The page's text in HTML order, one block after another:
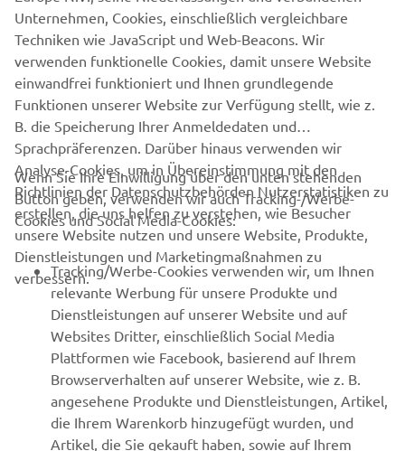
enhanced comfort, increased functionality and improved
practicality, the MT-10 Tourer Edition opens the Dark Side
of Japan to an even wider audience. And a new journey
through the darkness is about to begin.
UNTERNEHMEN
B2B
MEHR YAMAHA
SUPPORT
NEWSLETTER
Unternehmen, Cookies, einschließlich vergleichbare
Techniken wie JavaScript und Web-Beacons. Wir
verwenden funktionelle Cookies, damit unsere Website
einwandfrei funktioniert und Ihnen grundlegende
Funktionen unserer Website zur Verfügung stellt, wie z.
B. die Speicherung Ihrer Anmeldedaten und
Sprachpräferenzen. Darüber hinaus verwenden wir
Analyse-Cookies, um in Übereinstimmung mit den
Richtlinien der Datenschutzbehörden Nutzerstatistiken zu
erstellen, die uns helfen zu verstehen, wie Besucher
unsere Website nutzen und unsere Website, Produkte,
Dienstleistungen und Marketingmaßnahmen zu
verbessern.
Wenn Sie Ihre Einwilligung über den unten stehenden
Button geben, verwenden wir auch Tracking-/Werbe-
Cookies und Social Media-Cookies:
Tracking/Werbe-Cookies verwenden wir, um Ihnen
relevante Werbung für unsere Produkte und
Dienstleistungen auf unserer Website und auf
Websites Dritter, einschließlich Social Media
Plattformen wie Facebook, basierend auf Ihrem
Browserverhalten auf unserer Website, wie z. B.
angesehene Produkte und Dienstleistungen, Artikel,
die Ihrem Warenkorb hinzugefügt wurden, und
Artikel, die Sie gekauft haben, sowie auf Ihrem